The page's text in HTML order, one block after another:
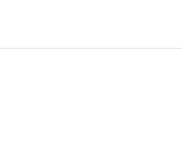
[속보]
한국투자
초등학